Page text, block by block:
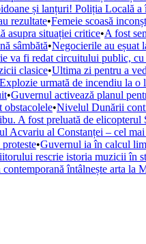
și lanțuri! Poliția Locală
rezultate•Femeie scoasă
asupra situației critice•A fost
sâmbătă•Negocierile au eșuat
va fi redat circuitului public,
clasice•Ultima zi pentru a
Explozie urmată de incendiu la o
•Guvernul activează planul
obstacolele•Nivelul Dunării
A fost preluată de
Acvariu al Constanței – cel
•Guvernul ia în calcul
rescrie istoria muzicii în
întâlnește arta la